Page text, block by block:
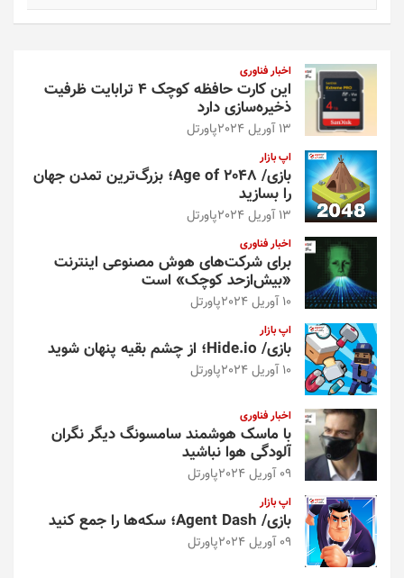
اخبار فناوری
این کارت حافظه کوچک ۴ ترابایت ظرفیت
ذخیره‌سازی دارد
13 آوریل 2024 پاورتل
اپ بازار
بازی/ Age of 2048؛ بزرگ‌ترین تمدن جهان
را بسازید
13 آوریل 2024 پاورتل
اخبار فناوری
برای شرکت‌های هوش مصنوعی اینترنت
«بیش‌از‌حد کوچک» است
10 آوریل 2024 پاورتل
اپ بازار
بازی/ Hide.io؛ از چشم بقیه پنهان شوید
10 آوریل 2024 پاورتل
اخبار فناوری
با ماسک هوشمند سامسونگ دیگر نگران
آلودگی هوا نباشید
09 آوریل 2024 پاورتل
اپ بازار
بازی/ Agent Dash؛ سکه‌ها را جمع کنید
09 آوریل 2024 پاورتل